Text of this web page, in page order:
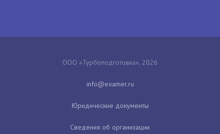
ООО «Турбоподготовка», 2026
Юридические документы
Сведения об организации